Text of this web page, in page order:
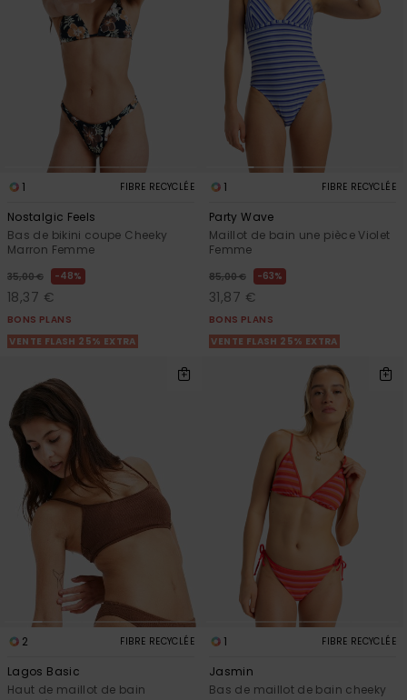
1 FIBRE RECYCLÉE
Nostalgic Feels
Bas de bikini coupe Cheeky
Marron Femme
35,00 € 48%
18,37 €
BONS PLANS
VENTE FLASH 25% EXTRA
1 FIBRE RECYCLÉE
Party Wave
Maillot de bain une pièce Violet
Femme
85,00 € 63%
31,87 €
BONS PLANS
VENTE FLASH 25% EXTRA
2 FIBRE RECYCLÉE
Lagos Basic
Haut de maillot de bain
1 FIBRE RECYCLÉE
Jasmin
Bas de maillot de bain cheeky